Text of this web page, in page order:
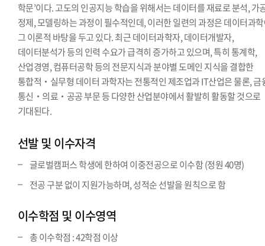
학문’이다. 고도의 인공지능 학습을 위해서는 데이터를 재료로 분석, 가
정제, 모델링하는 과정이 필수적인데, 이러한 일련의 과정은 데이터과
그 이론적 바탕을 두고 있다. 최근 데이터과학자, 데이터개발자,
데이터분석가 등의 인력 수요가 급격히 증가하고 있으며, 특히 통계학,
산업경영, 컴퓨터공학 등의 전문지식과 분야별 도메인 지식을 결합한
통합적‧실무형 데이터 과학자는 전통적인 제조업과 IT산업은 물론,
통신‧의료‧공공 부문 등 다양한 산업분야에서 활발히 활동할 것으로
기대된다.
선발 및 이수자격
글로벌캠퍼스 학생에 한하여 이중전공으로 이수함 (정원 40명)
전공 구분 없이 지원가능하며, 성적순 선발을 원칙으로 함
이수학점 및 이수영역
총 이수학점 : 42학점 이상